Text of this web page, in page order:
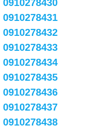
0910278430
0910278431
0910278432
0910278433
0910278434
0910278435
0910278436
0910278437
0910278438